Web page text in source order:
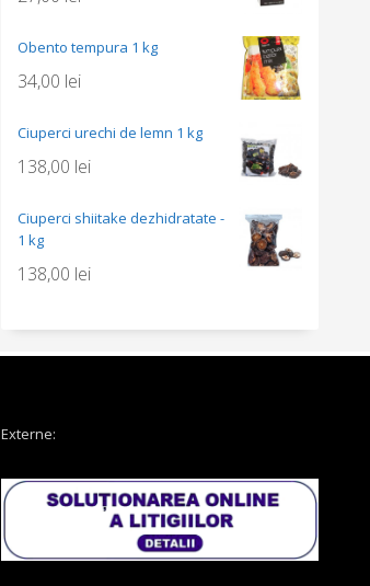
Obento tempura 1 kg
34,00 lei
Ciuperci urechi de lemn 1 kg
138,00 lei
Ciuperci shiitake dezhidratate -
1 kg
138,00 lei
Externe: